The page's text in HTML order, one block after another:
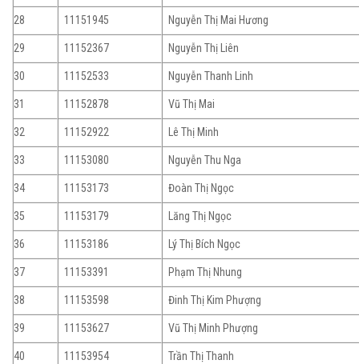
28 11151945 Nguyễn Thị Mai Hương
29 11152367 Nguyễn Thị Liên
30 11152533 Nguyễn Thanh Linh
31 11152878 Vũ Thị Mai
32 11152922 Lê Thị Minh
33 11153080 Nguyễn Thu Nga
34 11153173 Đoàn Thị Ngọc
35 11153179 Lăng Thị Ngọc
36 11153186 Lý Thị Bích Ngọc
37 11153391 Phạm Thị Nhung
38 11153598 Đinh Thị Kim Phượng
39 11153627 Vũ Thị Minh Phượng
40 11153954 Trần Thị Thanh